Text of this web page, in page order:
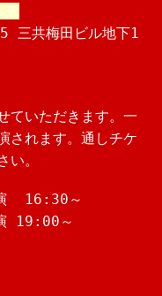
テ
三共梅田ビル地下1
ていただきます。一
されます。通しチケ
い。
16:30～
19:00～